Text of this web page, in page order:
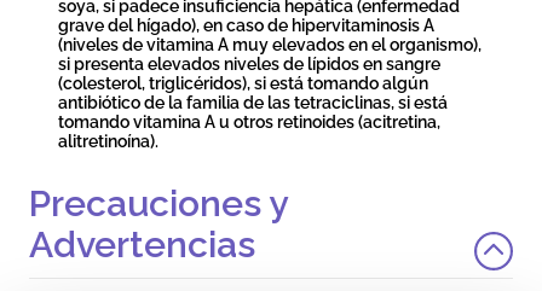
soya, si padece insuficiencia hepática (enfermedad
grave del hígado), en caso de hipervitaminosis A
(niveles de vitamina A muy elevados en el organismo),
si presenta elevados niveles de lípidos en sangre
(colesterol, triglicéridos), si está tomando algún
antibiótico de la familia de las tetraciclinas, si está
tomando vitamina A u otros retinoides (acitretina,
alitretinoína).
Precauciones y
Advertencias